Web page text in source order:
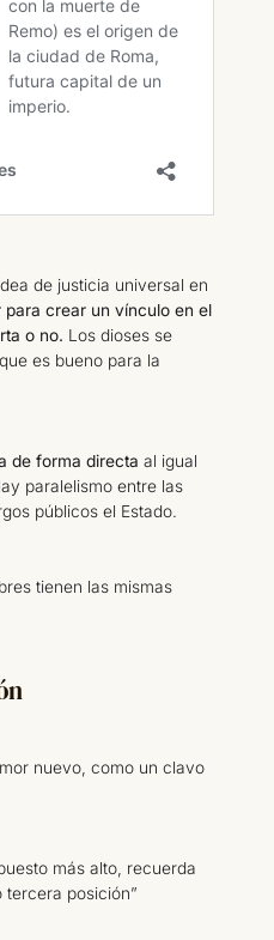
de justicia universal en
para crear un vínculo en el
o no. Los dioses se
es bueno para la
de forma directa al igual
paralelismo entre las
públicos el Estado.
tienen las mismas
nuevo, como un clavo
más alto, recuerda
tercera posición”